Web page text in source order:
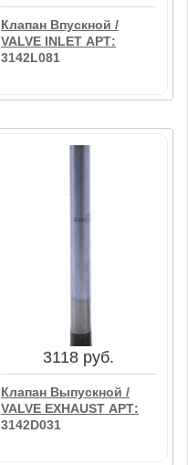
Клапан Впускной /
VALVE INLET АРТ:
3142L081
VALVE INLET АРТ:
В корзину
3118 руб.
Клапан Выпускной /
VALVE EXHAUST АРТ:
3142D031